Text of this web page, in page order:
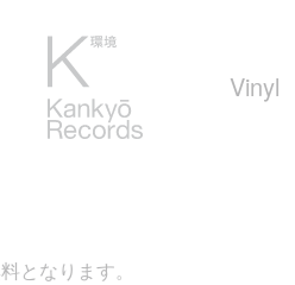
Vinyl